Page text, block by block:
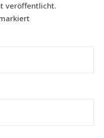
veröffentlicht.